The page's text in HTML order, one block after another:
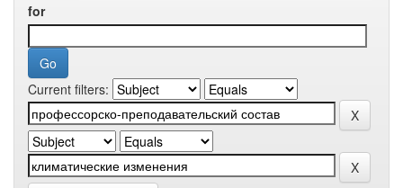
for
Current filters: